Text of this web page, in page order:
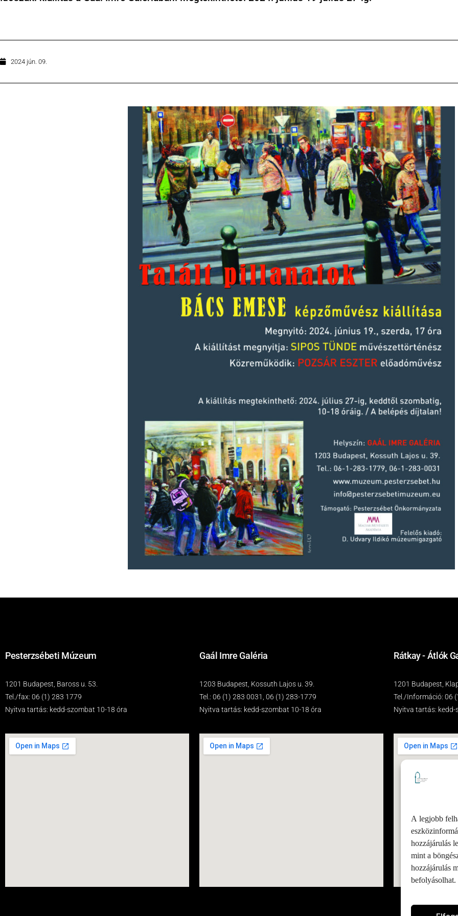
A legjobb
hozzájárulás
mint a
hozzájárulás
befolyásolhat.
2024 jún. 09.
Pesterzsébeti Múzeum
1201 Budapest, Baross u. 53.
Tel./fax: 06 (1) 283 1779
Nyitva tartás: kedd-szombat 10-18 óra
Gaál Imre Galéria
1203 Budapest, Kossuth Lajos u. 39.
Tel.: 06 (1) 283 0031, 06 (1) 283-1779
Nyitva tartás: kedd-szombat 10-18 óra
Rátkay - Átlók
1201 Budapest,
Tel./Információ: 06
Nyitva tartás: